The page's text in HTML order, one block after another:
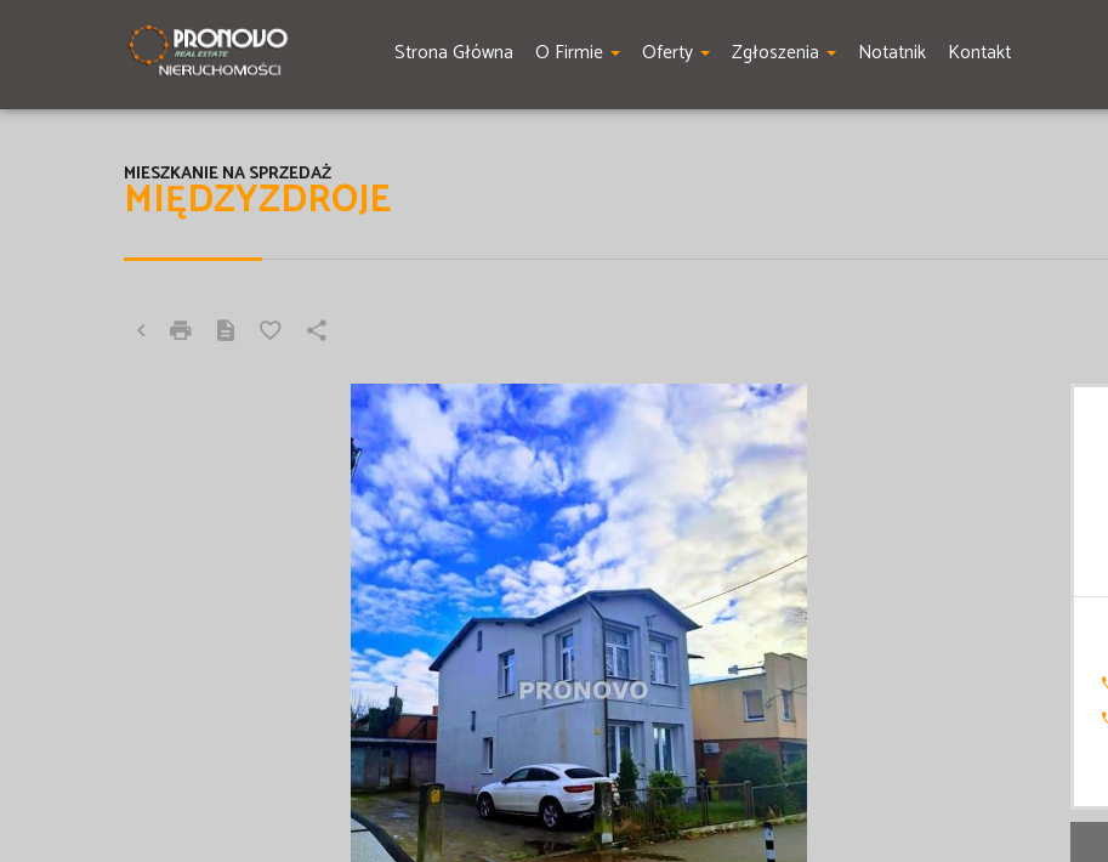
Strona Główna O Firmie Oferty Zgłoszenia Notatnik Kontakt
MIĘDZYZDROJE
MIESZKANIE NA SPRZEDAŻ